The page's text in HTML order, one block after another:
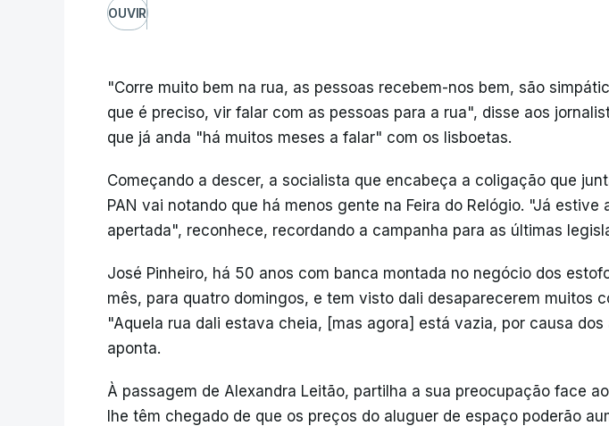
OUVIR
"Corre muito bem na rua, as pessoas recebem-nos bem, são
que é preciso, vir falar com as pessoas para a rua", disse aos
que já anda "há muitos meses a falar" com os lisboetas.
Começando a descer, a socialista que encabeça a coligação que
PAN vai notando que há menos gente na Feira do Relógio. "Já estive
apertada", reconhece, recordando a campanha para as últimas
José Pinheiro, há 50 anos com banca montada no negócio dos
mês, para quatro domingos, e tem visto dali desaparecerem muitos
"Aquela rua dali estava cheia, [mas agora] está vazia, por causa dos
aponta.
À passagem de Alexandra Leitão, partilha a sua preocupação face
lhe têm chegado de que os preços do aluguer de espaço poderão